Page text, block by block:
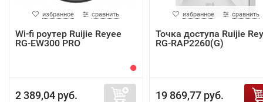
избранное сравнить
Wi-fi роутер Ruijie Reyee
RG-EW300 PRO
2 389,04 руб.
избранное сравнить
Точка доступа Ruijie
RG-RAP2260(G)
19 869,77 руб.